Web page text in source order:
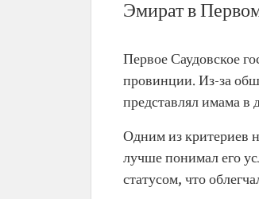
Эмират в
Первое Саудовское
провинции. Из-за
представлял имама в
Одним из критериев
лучше понимал его
статусом, что